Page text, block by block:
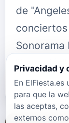
de
Sonorama
Privacidad y
En
para que la
las aceptas,
externos